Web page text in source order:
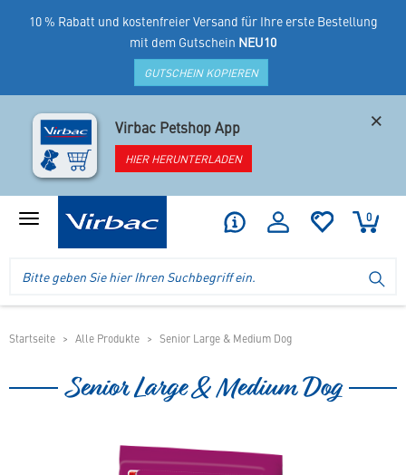
10 % Rabatt und kostenfreier Versand für Ihre erste Bestellung
mit dem Gutschein NEU10
GUTSCHEIN KOPIEREN
Virbac Petshop App
HIER HERUNTERLADEN
×
Produktmenü
Virbac
Ihr
Shop
spezielles
Tierfutter
0
Header
mobilen
Startseite Alle Produkte Senior Large & Medium Dog
Senior Large & Medium Dog